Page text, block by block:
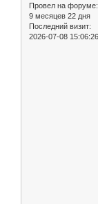
Провел на форуме:
9 месяцев 22 дня
Последний визит:
2026-07-08 15:06:26